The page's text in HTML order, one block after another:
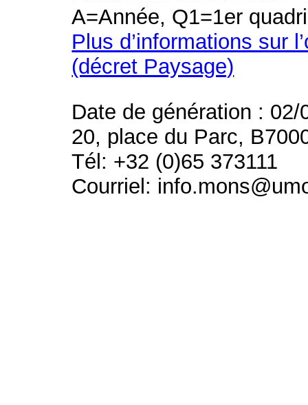
A=Année, Q1=1er
Plus d’informations sur
(décret Paysage)
Date de génération : 02/
20, place du Parc,
Tél: +32 (0)65 373111
Courriel: